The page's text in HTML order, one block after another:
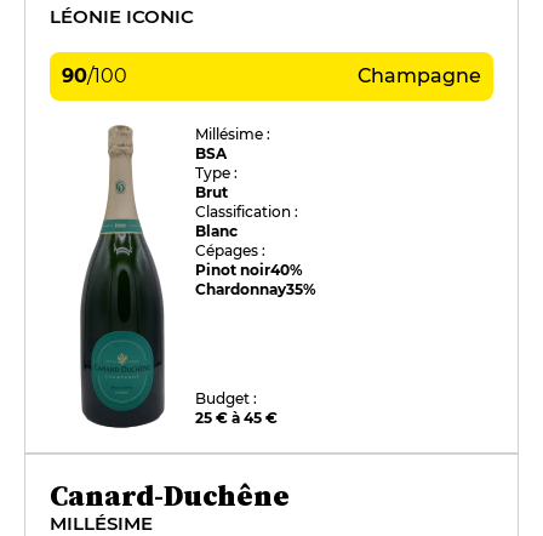
LÉONIE ICONIC
90/100 Champagne
Millésime :
BSA
Type :
Brut
Classification :
Blanc
Cépages :
Pinot noir40%
Chardonnay35%
Budget :
25 € à 45 €
Canard-Duchêne
MILLÉSIME